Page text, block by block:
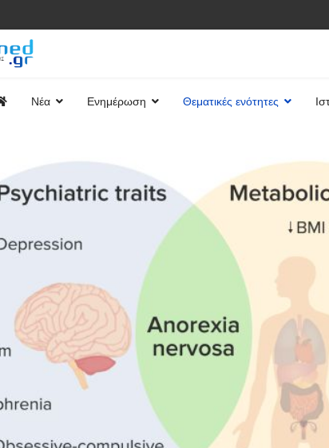
Νέα Ενημέρωση Θεματικές ενότητες